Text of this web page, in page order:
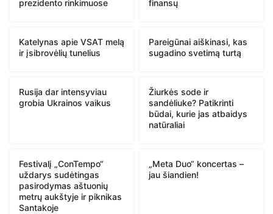
prezidento rinkimuose finansų
Katelynas apie VSAT melą
ir įsibrovėlių tunelius
Pareigūnai aiškinasi, kas
sugadino svetimą turtą
Rusija dar intensyviau
grobia Ukrainos vaikus
Žiurkės sode ir
sandėliuke? Patikrinti
būdai, kurie jas atbaidys
natūraliai
Festivalį „ConTempo“
uždarys sudėtingas
pasirodymas aštuonių
metrų aukštyje ir piknikas
Santakoje
„Meta Duo“ koncertas –
jau šiandien!